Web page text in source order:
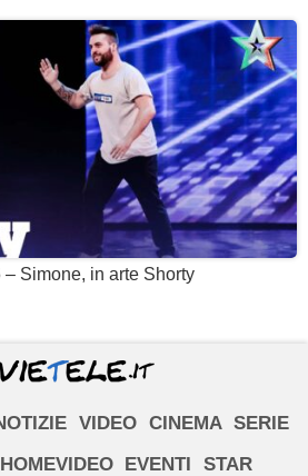
– Simone, in arte Shorty
VIDEO CINEMA SERIE
HOMEVIDEO EVENTI STAR